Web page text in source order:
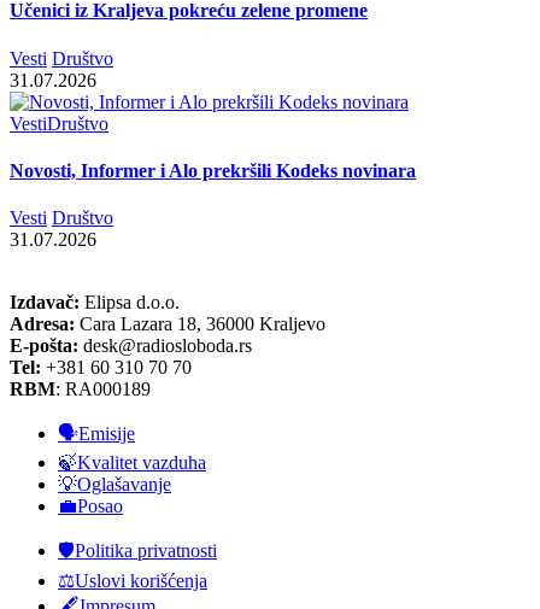
Učenici iz Kraljeva pokreću zelene promene
Vesti Društvo
31.07.2026
VestiDruštvo
Novosti, Informer i Alo prekršili Kodeks novinara
Vesti Društvo
31.07.2026
Izdavač: Elipsa d.o.o.
Adresa: Cara Lazara 18, 36000 Kraljevo
E-pošta: desk@radiosloboda.rs
Tel: +381 60 310 70 70
RBM: RA000189
🗣️Emisije
🍃Kvalitet vazduha
💡Oglašavanje
💼Posao
🛡️Politika privatnosti
⚖️Uslovi korišćenja